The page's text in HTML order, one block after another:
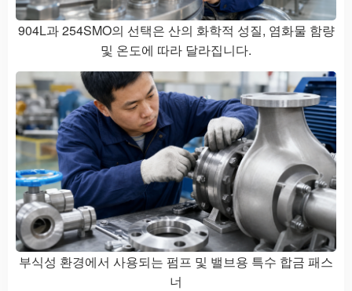
904L과 254SMO의 선택은 산의 화학적 성질, 염화물 함량
및 온도에 따라 달라집니다.
부식성 환경에서 사용되는 펌프 및 밸브용 특수 합금 패스
너